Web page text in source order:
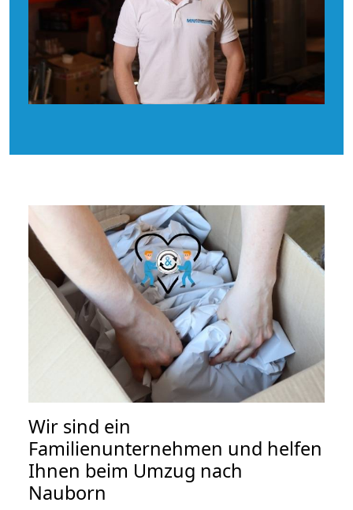
Wir sind ein
Familienunternehmen und helfen
Ihnen beim Umzug nach
Nauborn